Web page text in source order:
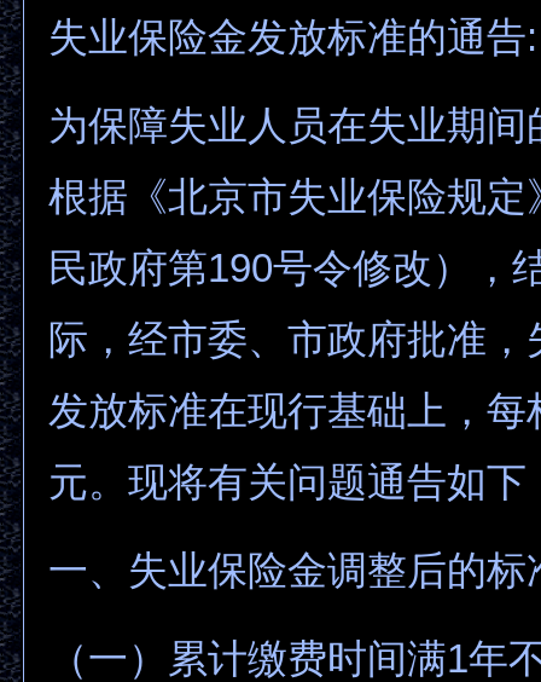
失业保险金发放标准的通告:
为保障失业人员在失业期间
根据《北京市失业保险规定
民政府第190号令修改），
际，经市委、市政府批准
发放标准在现行基础上，每
元。现将有关问题通告如下
一、失业保险金调整后的标
（一）累计缴费时间满1年